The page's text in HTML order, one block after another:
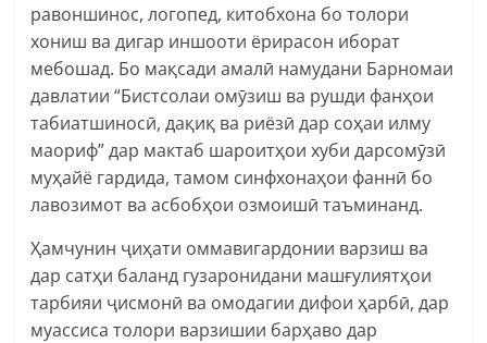
равоншинос, логопед, китобхона бо толори
хониш ва дигар иншооти ёрирасон иборат
мебошад. Бо мақсади амалӣ намудани Барномаи
давлатии “Бистсолаи омӯзиш ва рушди фанҳои
табиатшиносӣ, дақиқ ва риёзӣ дар соҳаи илму
маориф” дар мактаб шароитҳои хуби дарсомӯзӣ
муҳайё гардида, тамом синфхонаҳои фаннӣ бо
лавозимот ва асбобҳои озмоишӣ таъминанд.
Ҳамчунин ҷиҳати оммавигардонии варзиш ва
дар сатҳи баланд гузаронидани машғулиятҳои
тарбияи ҷисмонӣ ва омодагии дифои ҳарбӣ, дар
муассиса толори варзишии барҳаво дар